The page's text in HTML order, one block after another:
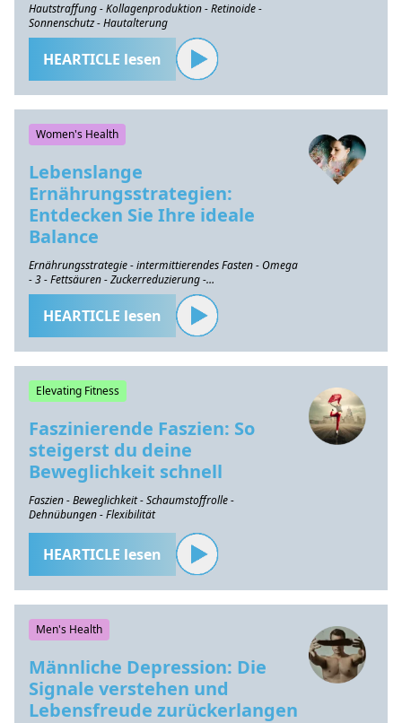
Hautstraffung - Kollagenproduktion - Retinoide -
Sonnenschutz - Hautalterung
HEARTICLE lesen
Women's Health
Lebenslange
Ernährungsstrategien:
Entdecken Sie Ihre ideale
Balance
Ernährungsstrategie - intermittierendes Fasten - Omega
- 3 - Fettsäuren - Zuckerreduzierung -
Gesundheitserhaltung
HEARTICLE lesen
Elevating Fitness
Faszinierende Faszien: So
steigerst du deine
Beweglichkeit schnell
Faszien - Beweglichkeit - Schaumstoffrolle -
Dehnübungen - Flexibilität
HEARTICLE lesen
Men's Health
Männliche Depression: Die
Signale verstehen und
Lebensfreude zurückerlangen